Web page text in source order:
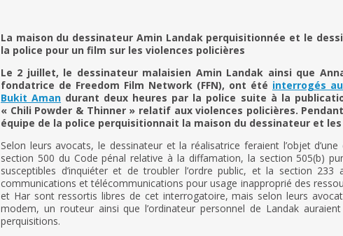
La maison du dessinateur Amin Landak perquisitionnée et le
la police pour un film sur les violences policières
Le 2 juillet, le dessinateur malaisien Amin Landak ainsi que
fondatrice de Freedom Film Network (FFN), ont été interrogés
Bukit Aman durant deux heures par la police suite à la
« Chili Powder & Thinner » relatif aux violences policières.
équipe de la police perquisitionnait la maison du dessinateur et les
Selon leurs avocats, le dessinateur et la réalisatrice feraient l’objet
section 500 du Code pénal relative à la diffamation, la section 505(b)
susceptibles d’inquiéter et de troubler l’ordre public, et la section 233
communications et télécommunications pour usage inapproprié des
et Har sont ressortis libres de cet interrogatoire, mais selon leurs
modem, un routeur ainsi que l’ordinateur personnel de Landak
perquisitions.